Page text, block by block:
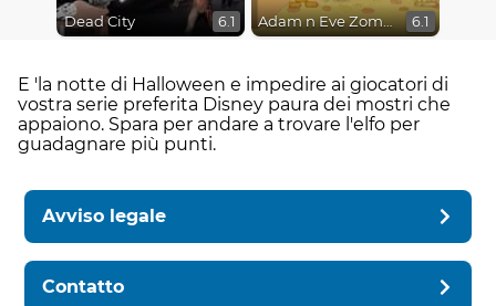
Dead City 6.1 Adam n Eve Zombies 6.1
E 'la notte di Halloween e impedire ai giocatori di
vostra serie preferita Disney paura dei mostri che
appaiono. Spara per andare a trovare l'elfo per
guadagnare più punti.
Avviso legale
Contatto